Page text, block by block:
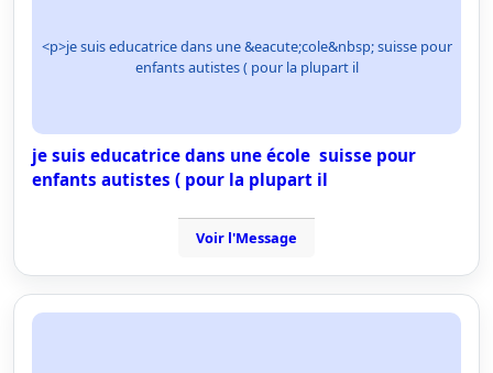
<p>je suis educatrice dans une &eacute;cole&nbsp; suisse pour
enfants autistes ( pour la plupart il
je suis educatrice dans une école suisse pour
enfants autistes ( pour la plupart il
Voir l'Message